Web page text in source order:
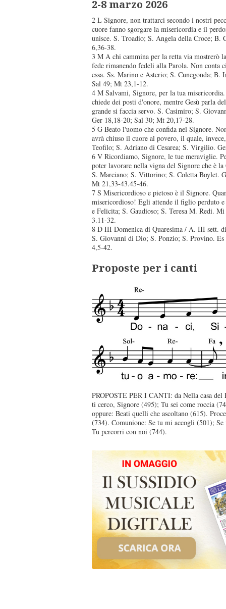
2-8 marzo 2026
2 L Signore, non trattarci secondo i nostri
cuore fanno sgorgare la misericordia e il
unisce. S. Troadio; S. Angela della Croce;
6,36-38.
3 M A chi cammina per la retta via mostrerò
fede rimanendo fedeli alla Parola. Non conta
essa. Ss. Marino e Asterio; S. Cunegonda; B.
Sal 49; Mt 23,1-12.
4 M Salvami, Signore, per la tua
chiede dei posti d'onore, mentre Gesù parla
grande si faccia servo. S. Casimiro; S.
Ger 18,18-20; Sal 30; Mt 20,17-28.
5 G Beato l'uomo che confida nel Signore.
avrà chiuso il cuore al povero, il quale,
Teofilo; S. Adriano di Cesarea; S. Virgilio.
6 V Ricordiamo, Signore, le tue meraviglie.
poter lavorare nella vigna del Signore che è
S. Marciano; S. Vittorino; S. Coletta Boylet.
Mt 21,33-43.45-46.
7 S Misericordioso e pietoso è il Signore.
misericordioso! Egli attende il figlio perduto
e Felicita; S. Gaudioso; S. Teresa M. Redi.
3.11-32.
8 D III Domenica di Quaresima / A. III sett.
S. Giovanni di Dio; S. Ponzio; S. Provino.
4,5-42.
Proposte per i canti
PROPOSTE PER I CANTI: da Nella casa
ti cerco, Signore (495); Tu sei come roccia
oppure: Beati quelli che ascoltano (615).
(734). Comunione: Se tu mi accogli (501);
Tu percorri con noi (744).